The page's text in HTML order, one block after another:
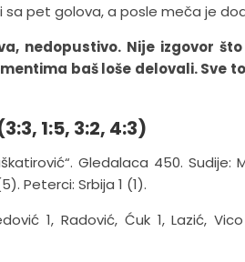
sa pet golova, a posle meča je
nedopustivo. Nije izgovor
baš loše delovali. Sve
1:5, 3:2, 4:3)
Gledalaca 450.
Peterci: Srbija 1 (1).
1, Radović, Ćuk 1, Lazić,